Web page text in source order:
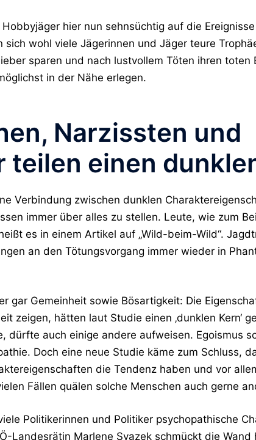
hier nun sehnsüchtig auf die
sich wohl viele Jägerinnen und Jäger teure
sparen und nach lustvollem Töten ihren toten
in der Nähe erlegen.
Narzissten und
teilen einen
Verbindung zwischen dunklen
immer über alles zu stellen. Leute, wie zum
es in einem Artikel auf „Wild-beim-Wild“.
an den Tötungsvorgang immer wieder in
gar Gemeinheit sowie Bösartigkeit: Die
zeigen, hätten laut Studie einen ‚dunklen Kern‘
dürfte auch einige andere aufweisen. Egoismus
Doch eine neue Studie käme zum Schluss,
die Tendenz haben und vor
Fällen quälen solche Menschen auch gerne
Politikerinnen und Politiker psychopathische
Landesrätin Marlene Svazek schmückt die Wand